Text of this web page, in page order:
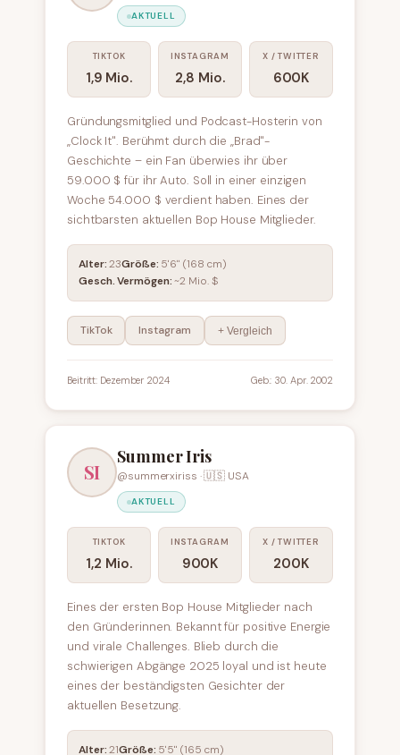
AKTUELL
TIKTOK
1,9 Mio.
INSTAGRAM
2,8 Mio.
X / TWITTER
600K
Gründungsmitglied und Podcast-Hosterin von
„Clock It". Berühmt durch die „Brad"-
Geschichte – ein Fan überwies ihr über
59.000 $ für ihr Auto. Soll in einer einzigen
Woche 54.000 $ verdient haben. Eines der
sichtbarsten aktuellen Bop House Mitglieder.
Alter:23Größe: 5'6" (168 cm)
Gesch. Vermögen:~2 Mio. $
TikTok Instagram + Vergleich
Beitritt: Dezember 2024 Geb.: 30. Apr. 2002
SI
Summer Iris
@summerxiriss · 🇺🇸 USA
AKTUELL
TIKTOK
1,2 Mio.
INSTAGRAM
900K
X / TWITTER
200K
Eines der ersten Bop House Mitglieder nach
den Gründerinnen. Bekannt für positive Energie
und virale Challenges. Blieb durch die
schwierigen Abgänge 2025 loyal und ist heute
eines der beständigsten Gesichter der
aktuellen Besetzung.
Alter:21Größe: 5'5" (165 cm)